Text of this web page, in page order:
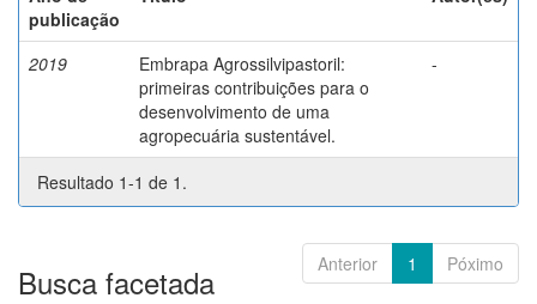
publicação
2019
Embrapa Agrossilvipastoril:
primeiras contribuições para o
desenvolvimento de uma
agropecuária sustentável.
-
Resultado 1-1 de 1.
Anterior 1 Póximo
Busca facetada